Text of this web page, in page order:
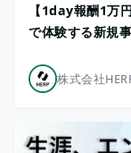
【1day報酬1万
で体験する新規
株式会社